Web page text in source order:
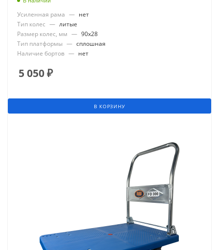
Усиленная рама — нет
Тип колес — литые
Размер колес, мм — 90x28
Тип платформы — сплошная
Наличие бортов — нет
5 050₽
В КОРЗИНУ